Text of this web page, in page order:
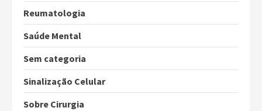
Reumatologia
Saúde Mental
Sem categoria
Sinalização Celular
Sobre Cirurgia